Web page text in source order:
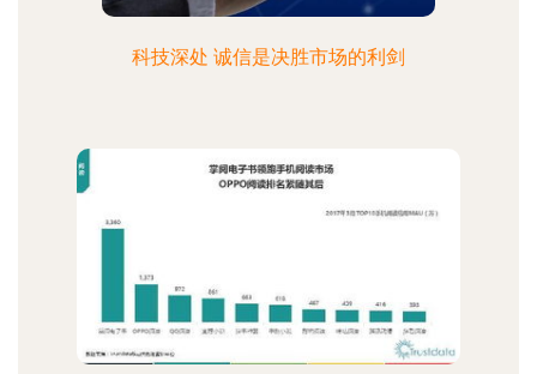
科技深处 诚信是决胜市场的利剑